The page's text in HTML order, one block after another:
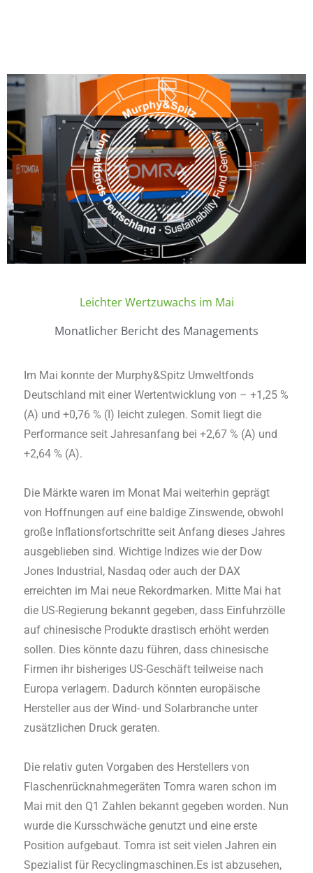
Leichter Wertzuwachs im Mai
Monatlicher Bericht des Managements
Im Mai konnte der Murphy&Spitz Umweltfonds
Deutschland mit einer Wertentwicklung von – +1,25 %
(A) und +0,76 % (I) leicht zulegen. Somit liegt die
Performance seit Jahresanfang bei +2,67 % (A) und
+2,64 % (A).
Die Märkte waren im Monat Mai weiterhin geprägt
von Hoffnungen auf eine baldige Zinswende, obwohl
große Inflationsfortschritte seit Anfang dieses Jahres
ausgeblieben sind. Wichtige Indizes wie der Dow
Jones Industrial, Nasdaq oder auch der DAX
erreichten im Mai neue Rekordmarken. Mitte Mai hat
die US-Regierung bekannt gegeben, dass Einfuhrzölle
auf chinesische Produkte drastisch erhöht werden
sollen. Dies könnte dazu führen, dass chinesische
Firmen ihr bisheriges US-Geschäft teilweise nach
Europa verlagern. Dadurch könnten europäische
Hersteller aus der Wind- und Solarbranche unter
zusätzlichen Druck geraten.
Die relativ guten Vorgaben des Herstellers von
Flaschenrücknahmegeräten Tomra waren schon im
Mai mit den Q1 Zahlen bekannt gegeben worden. Nun
wurde die Kursschwäche genutzt und eine erste
Position aufgebaut. Tomra ist seit vielen Jahren ein
Spezialist für Recyclingmaschinen. Es ist abzusehen,